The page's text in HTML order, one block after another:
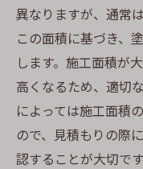
異なりますが、通常
この面積に基づき、
します。施工面積が
高くなるため、適切
によっては施工面積
ので、見積もりの際
認することが大切で